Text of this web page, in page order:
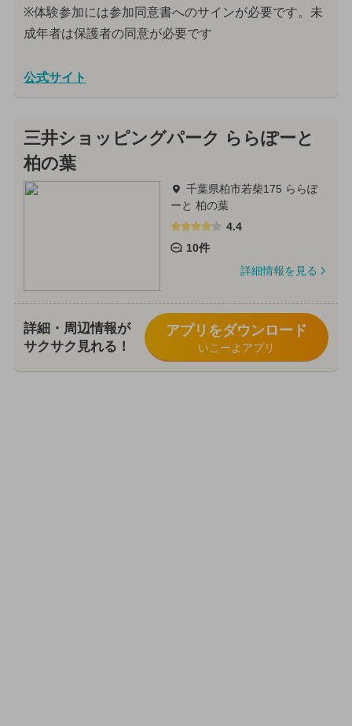
※体験参加には参加同意書へのサインが必要です。未
成年者は保護者の同意が必要です
公式サイト
三井ショッピングパーク ららぽーと
柏の葉
千葉県柏市若柴175 ららぽ
ーと 柏の葉
4.4
10件
詳細情報を見る
詳細・周辺情報が
サクサク見れる！
アプリをダウンロード
いこーよアプリ